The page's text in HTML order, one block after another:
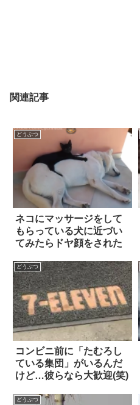
関連記事
どうぶつ
ネコにマッサージをして
もらっている犬に近づい
てみたらドヤ顔をされた
どうぶつ
コンビニ前に「たむろし
ている集団」がいるんだ
けど…彼らなら大歓迎(笑)
どうぶつ